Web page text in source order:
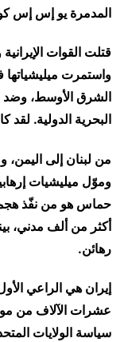
المدمرة يو إس إس
قتلت القوات
واستمرت
الشرق الأوسط، وضد
البحرية الدولية. لقد
من لبنان إلى
وموّل ميليشيات
حماس هو من نفّذ
رهائن.
إيران هي الراعي
عشرات الآلاف من
سياسة الولايات